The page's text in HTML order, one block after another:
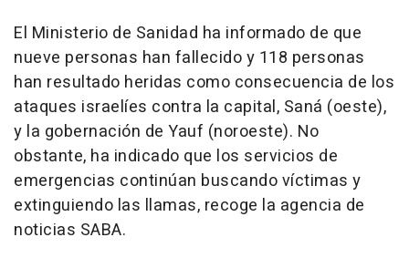
El Ministerio de Sanidad ha informado de que
nueve personas han fallecido y 118 personas
han resultado heridas como consecuencia de los
ataques israelíes contra la capital, Saná (oeste),
y la gobernación de Yauf (noroeste). No
obstante, ha indicado que los servicios de
emergencias continúan buscando víctimas y
extinguiendo las llamas, recoge la agencia de
noticias SABA.